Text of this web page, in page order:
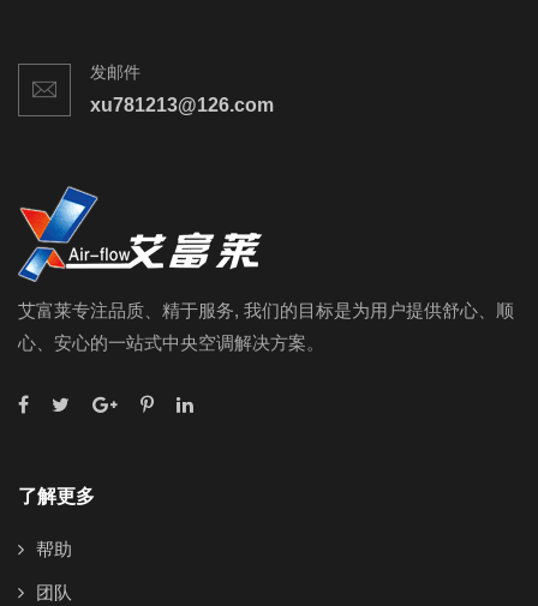
发邮件
xu781213@126.com
艾富莱专注品质、精于服务, 我们的目标是为用户提供舒心、顺
心、安心的一站式中央空调解决方案。
了解更多
帮助
团队